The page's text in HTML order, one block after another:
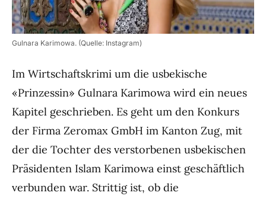
Gulnara Karimowa. (Quelle: Instagram)
Im Wirtschaftskrimi um die usbekische
«Prinzessin» Gulnara Karimowa wird ein neues
Kapitel geschrieben. Es geht um den Konkurs
der Firma Zeromax GmbH im Kanton Zug, mit
der die Tochter des verstorbenen usbekischen
Präsidenten Islam Karimowa einst geschäftlich
verbunden war. Strittig ist, ob die